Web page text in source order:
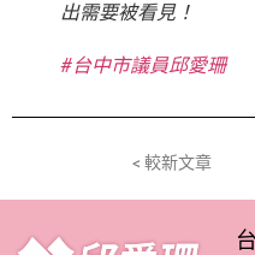
出需要被看見！
#台中市議員邱愛珊
< 較新文章